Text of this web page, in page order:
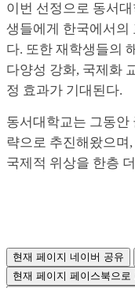
이번 선정으로 동서
생들에게 한국에서의
다. 또한 재학생들의
다양성 강화, 국제화
정 효과가 기대된다.
동서대학교는 그동안
략으로 추진해왔으며
국제적 위상을 한층
현재 페이지 네이버 공유
현재 페이지 페이스북으로